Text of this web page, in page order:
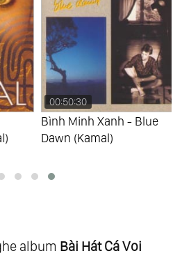
00:50:30
Bình Minh Xanh - Blue
Dawn (Kamal)
album Bài Hát Cá Voi